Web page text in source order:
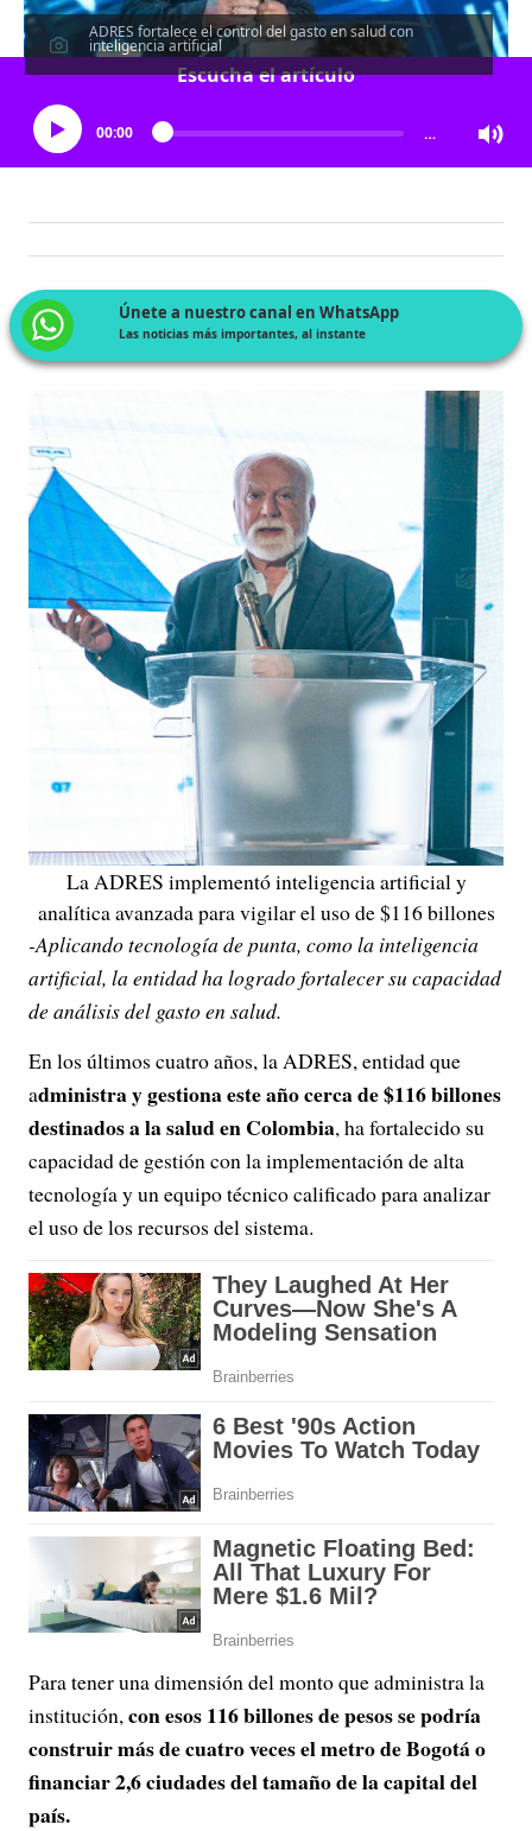
ADRES fortalece el control del gasto en salud con
inteligencia artificial
Escucha el artículo
00:00 …
Únete a nuestro canal en WhatsApp
Las noticias más importantes, al instante
La ADRES implementó inteligencia artificial y
analítica avanzada para vigilar el uso de $116 billones
-Aplicando tecnología de punta, como la inteligencia
artificial, la entidad ha logrado fortalecer su capacidad
de análisis del gasto en salud.
En los últimos cuatro años, la ADRES, entidad que
administra y gestiona este año cerca de $116 billones
destinados a la salud en Colombia, ha fortalecido su
capacidad de gestión con la implementación de alta
tecnología y un equipo técnico calificado para analizar
el uso de los recursos del sistema.
Para tener una dimensión del monto que administra la
institución, con esos 116 billones de pesos se podría
construir más de cuatro veces el metro de Bogotá o
financiar 2,6 ciudades del tamaño de la capital del
país.